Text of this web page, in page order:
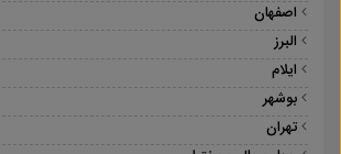
اصفهان
البرز
ایلام
بوشهر
تهران